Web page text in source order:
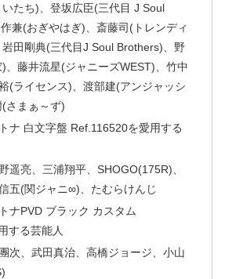
たち)、登坂広臣(三代目 J Soul
兼(おぎやはぎ)、斎藤司(トレンディ
田剛典(三代目J Soul Brothers)、野
、藤井流星(ジャニーズWEST)、竹中
(ライセンス)、渡部建(アンジャッシ
さまぁ～ず)
ナ 白文字盤 Ref.116520を愛用する
遥亮、三浦翔平、SHOGO(175R)、
五(関ジャニ∞)、たむらけんじ
ナPVD ブラック カスタム
する芸能人
次、武田真治、高橋ジョージ、小山